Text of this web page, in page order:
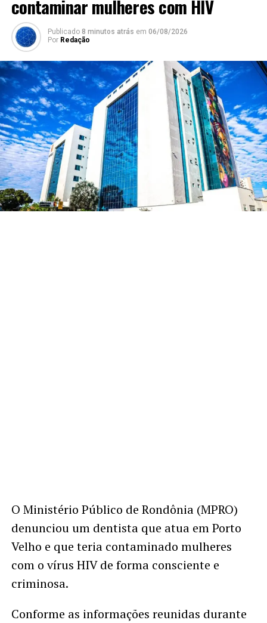
contaminar mulheres com HIV
Publicado 8 minutos atrás em 06/08/2026
Por Redação
O Ministério Público de Rondônia (MPRO)
denunciou um dentista que atua em Porto
Velho e que teria contaminado mulheres
com o vírus HIV de forma consciente e
criminosa.
Conforme as informações reunidas durante